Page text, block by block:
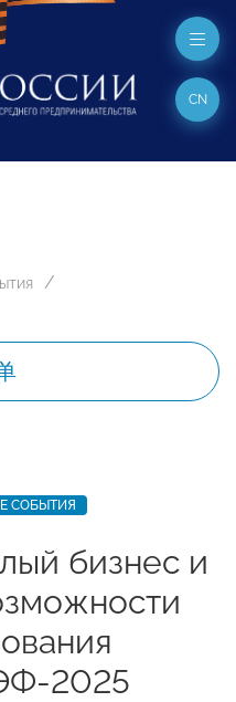
CN
СОБЫТИЯ
бизнес и
2025